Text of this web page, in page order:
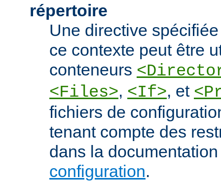
répertoire
Une directive
ce contexte peut être
conteneurs
<Files>, <If>, et
fichiers de
tenant compte des
dans la
configuration.